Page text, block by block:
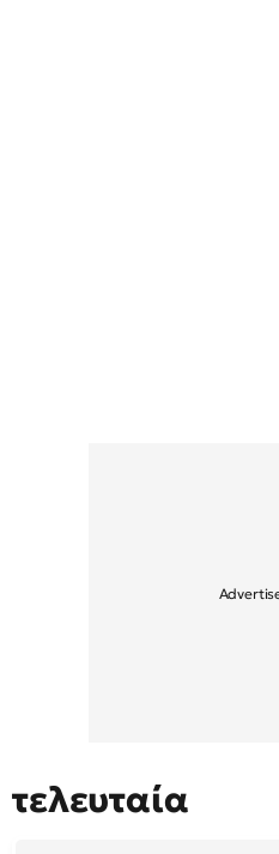
τελευταία